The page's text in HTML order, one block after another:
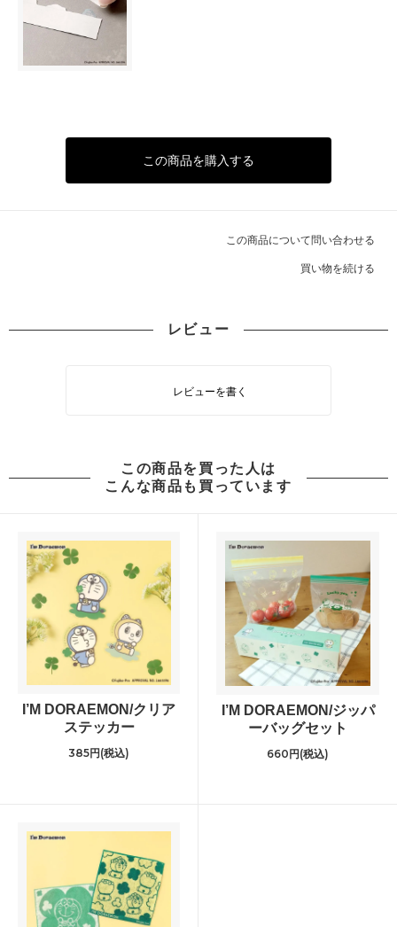
この商品を購入する
この商品について問い合わせる
買い物を続ける
レビュー
レビューを書く
この商品を買った人は
こんな商品も買っています
I’M DORAEMON/クリア
ステッカー
385円(税込)
I’M DORAEMON/ジッパ
ーバッグセット
660円(税込)